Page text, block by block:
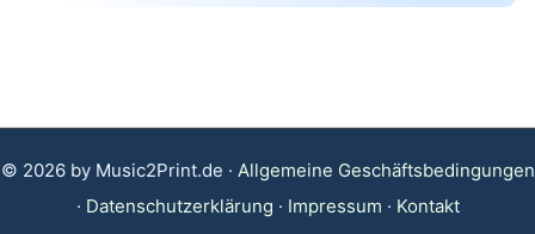
© 2026 by Music2Print.de · Allgemeine Geschäftsbedingungen
· Datenschutzerklärung · Impressum · Kontakt